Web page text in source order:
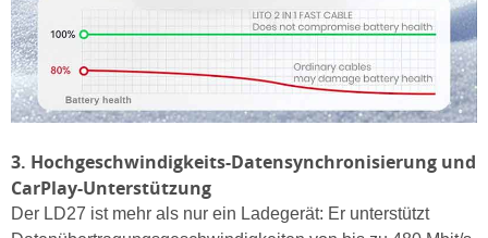
3. Hochgeschwindigkeits-Datensynchronisierung und
CarPlay-Unterstützung
Der LD27 ist mehr als nur ein Ladegerät: Er unterstützt